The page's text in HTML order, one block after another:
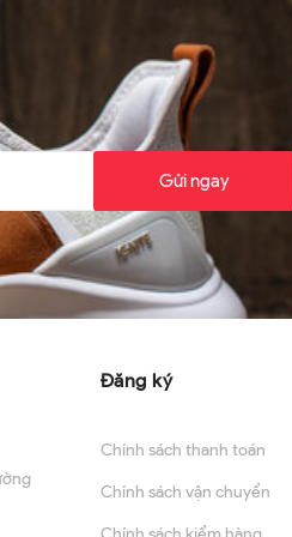
Gửi ngay
Đăng ký
Chính sách thanh toán
Chính sách vận chuyển